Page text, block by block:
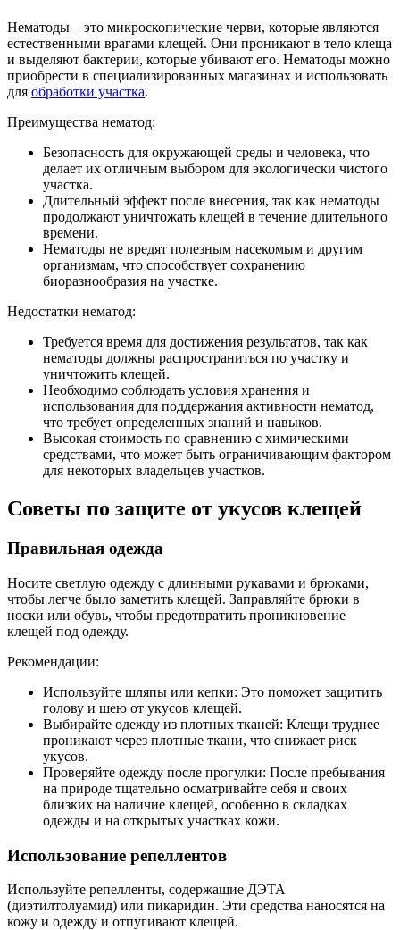
Нематоды – это микроскопические черви, которые являются
естественными врагами клещей. Они проникают в тело клеща
и выделяют бактерии, которые убивают его. Нематоды можно
приобрести в специализированных магазинах и использовать
для обработки участка.
Преимущества нематод:
Безопасность для окружающей среды и человека, что
делает их отличным выбором для экологически чистого
участка.
Длительный эффект после внесения, так как нематоды
продолжают уничтожать клещей в течение длительного
времени.
Нематоды не вредят полезным насекомым и другим
организмам, что способствует сохранению
биоразнообразия на участке.
Недостатки нематод:
Требуется время для достижения результатов, так как
нематоды должны распространиться по участку и
уничтожить клещей.
Необходимо соблюдать условия хранения и
использования для поддержания активности нематод,
что требует определенных знаний и навыков.
Высокая стоимость по сравнению с химическими
средствами, что может быть ограничивающим фактором
для некоторых владельцев участков.
Советы по защите от укусов клещей
Правильная одежда
Носите светлую одежду с длинными рукавами и брюками,
чтобы легче было заметить клещей. Заправляйте брюки в
носки или обувь, чтобы предотвратить проникновение
клещей под одежду.
Рекомендации:
Используйте шляпы или кепки: Это поможет защитить
голову и шею от укусов клещей.
Выбирайте одежду из плотных тканей: Клещи труднее
проникают через плотные ткани, что снижает риск
укусов.
Проверяйте одежду после прогулки: После пребывания
на природе тщательно осматривайте себя и своих
близких на наличие клещей, особенно в складках
одежды и на открытых участках кожи.
Использование репеллентов
Используйте репелленты, содержащие ДЭТА
(диэтилтолуамид) или пикаридин. Эти средства наносятся на
кожу и одежду и отпугивают клещей.